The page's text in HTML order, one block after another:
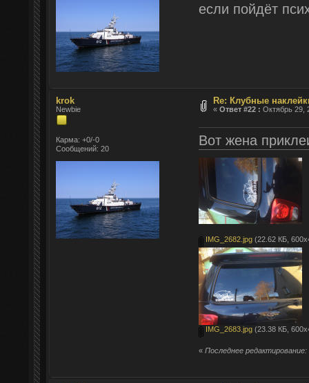
если пойдёт
krok
Newbie
Карма: +0/-0
Сообщений: 20
Re: Клубные
«Ответ #22 : Октябрь 29,
Вот жена
IMG_2682.jpg(22.62 КБ,
IMG_2683.jpg(23.38 КБ,
« Последнее